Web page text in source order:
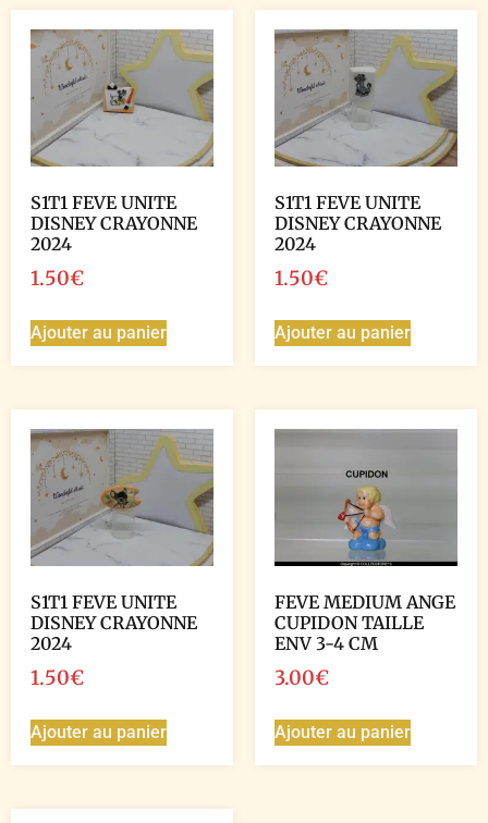
S1T1 FEVE UNITE
DISNEY CRAYONNE
2024
1.50€
Ajouter au panier
S1T1 FEVE UNITE
DISNEY CRAYONNE
2024
1.50€
Ajouter au panier
S1T1 FEVE UNITE
DISNEY CRAYONNE
2024
1.50€
Ajouter au panier
FEVE MEDIUM ANGE
CUPIDON TAILLE
ENV 3-4 CM
3.00€
Ajouter au panier